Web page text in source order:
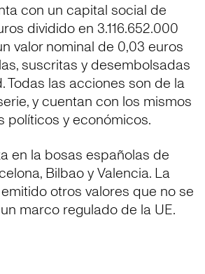
con un capital social de
dividido en 3.116.652.000
valor nominal de 0,03 euros
suscritas y desembolsadas
Todas las acciones son de la
y cuentan con los mismos
políticos y económicos.
en la bosas españolas de
Bilbao y Valencia. La
otros valores que no se
marco regulado de la UE.